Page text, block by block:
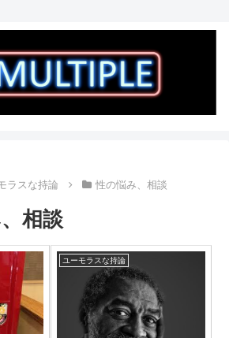
ラスな持論 性の悩み、相談
相談
ユーモラスな持論